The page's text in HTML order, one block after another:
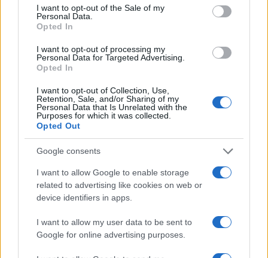
consent section.
I want to opt-out of the Sale of my
Personal Data.
Opted In
I want to opt-out of processing my
Personal Data for Targeted Advertising.
Opted In
I want to opt-out of Collection, Use,
Retention, Sale, and/or Sharing of my
Personal Data that Is Unrelated with the
Purposes for which it was collected.
Opted Out
Google consents
I want to allow Google to enable storage
related to advertising like cookies on web or
device identifiers in apps.
I want to allow my user data to be sent to
Google for online advertising purposes.
che giudicare, mette in luce la
struttura
del
discorso e la sua capacità di generare senso
condiviso.
riconoscere la musica come pratica sociale. Tra
ritmi, immagini e storie, il concerto propone un
modo di stare insieme e di nominare il mondo; chi
gesto retorico dall’impegno, la suggestione
dall’argomentazione, il clamore dalla sostanza.